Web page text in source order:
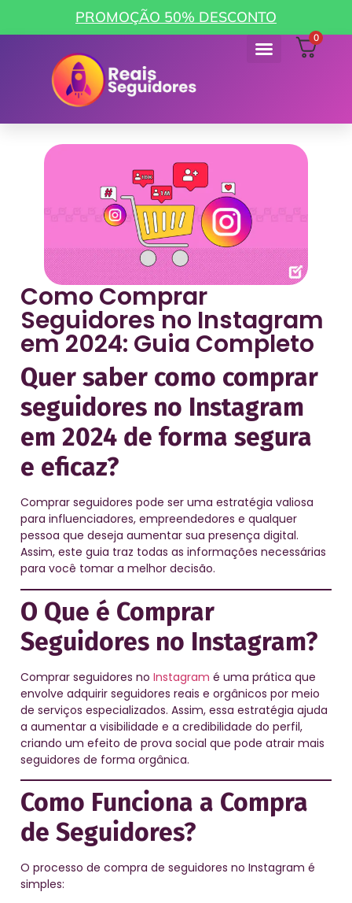
PROMOÇÃO 50% DESCONTO
0
Como Comprar
Seguidores no Instagram
em 2024: Guia Completo
Quer saber como comprar
seguidores no Instagram
em 2024 de forma segura
e eficaz?
Comprar seguidores pode ser uma estratégia valiosa
para influenciadores, empreendedores e qualquer
pessoa que deseja aumentar sua presença digital.
Assim, este guia traz todas as informações necessárias
para você tomar a melhor decisão.
O Que é Comprar
Seguidores no Instagram?
Comprar seguidores no Instagram é uma prática que
envolve adquirir seguidores reais e orgânicos por meio
de serviços especializados. Assim, essa estratégia ajuda
a aumentar a visibilidade e a credibilidade do perfil,
criando um efeito de prova social que pode atrair mais
seguidores de forma orgânica.
Como Funciona a Compra
de Seguidores?
O processo de compra de seguidores no Instagram é
simples: